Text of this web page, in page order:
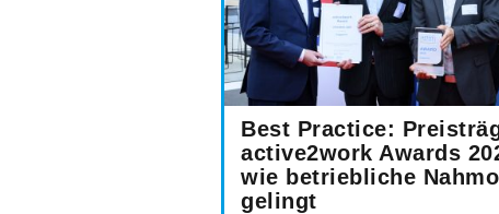
Best Practice:
active2work Awards
wie betriebliche
gelingt